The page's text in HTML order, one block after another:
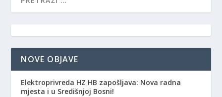
NOVE OBJAVE
Elektroprivreda HZ HB zapošljava: Nova radna
mjesta i u Središnjoj Bosni!